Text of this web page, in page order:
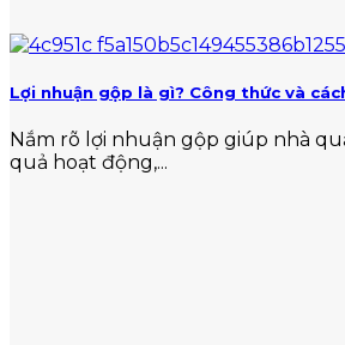
Lợi nhuận gộp là gì? Công thức và
Nắm rõ lợi nhuận gộp giúp nhà
quả hoạt động,...